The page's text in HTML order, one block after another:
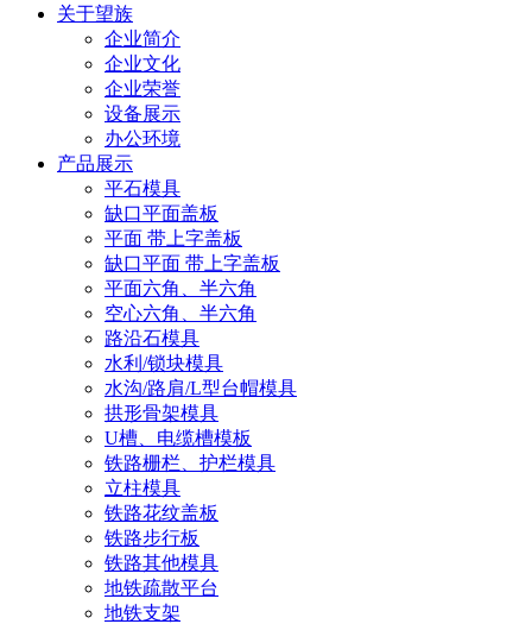
关于望族
企业简介
企业文化
企业荣誉
设备展示
办公环境
产品展示
平石模具
缺口平面盖板
平面 带上字盖板
缺口平面 带上字盖板
平面六角、半六角
空心六角、半六角
路沿石模具
水利/锁块模具
水沟/路肩/L型台帽模具
拱形骨架模具
U槽、电缆槽模板
铁路栅栏、护栏模具
立柱模具
铁路花纹盖板
铁路步行板
铁路其他模具
地铁疏散平台
地铁支架